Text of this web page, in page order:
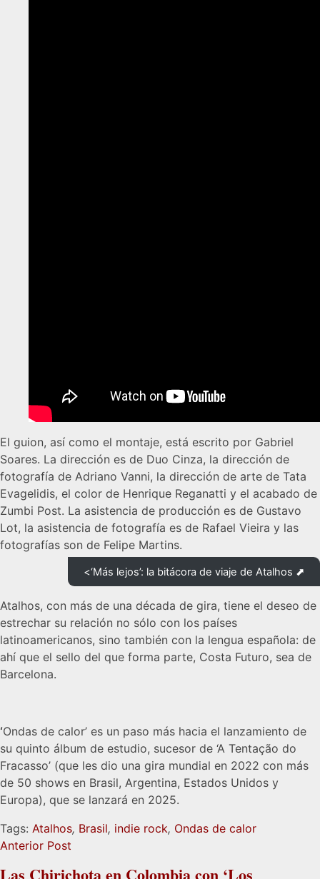
El guion, así como el montaje, está escrito por Gabriel
Soares. La dirección es de Duo Cinza, la dirección de
fotografía de Adriano Vanni, la dirección de arte de Tata
Evagelidis, el color de Henrique Reganatti y el acabado de
Zumbi Post. La asistencia de producción es de Gustavo
Lot, la asistencia de fotografía es de Rafael Vieira y las
fotografías son de Felipe Martins.
<‘Más lejos’: la bitácora de viaje de Atalhos ⬈
Atalhos, con más de una década de gira, tiene el deseo de
estrechar su relación no sólo con los países
latinoamericanos, sino también con la lengua española: de
ahí que el sello del que forma parte, Costa Futuro, sea de
Barcelona.
‘Ondas de calor’ es un paso más hacia el lanzamiento de
su quinto álbum de estudio, sucesor de ‘A Tentação do
Fracasso’ (que les dio una gira mundial en 2022 con más
de 50 shows en Brasil, Argentina, Estados Unidos y
Europa), que se lanzará en 2025.
Tags: Atalhos, Brasil, indie rock, Ondas de calor
Anterior Post
Las Chirichota en Colombia con ‘Los